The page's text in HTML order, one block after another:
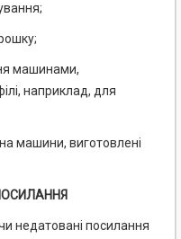
машинами,
наприклад, для
машини, виготовлені
недатовані посилання